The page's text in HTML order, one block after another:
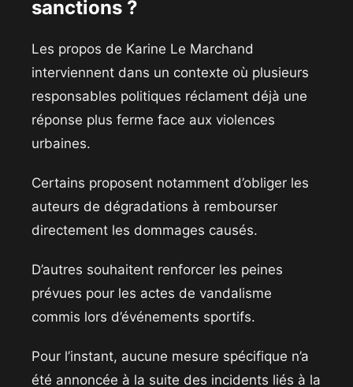
sanctions ?
Les propos de Karine Le Marchand
interviennent dans un contexte où plusieurs
responsables politiques réclament déjà une
réponse plus ferme face aux violences
urbaines.
Certains proposent notamment d’obliger les
auteurs de dégradations à rembourser
directement les dommages causés.
D’autres souhaitent renforcer les peines
prévues pour les actes de vandalisme
commis lors d’événements sportifs.
Pour l’instant, aucune mesure spécifique n’a
été annoncée à la suite des incidents liés à la